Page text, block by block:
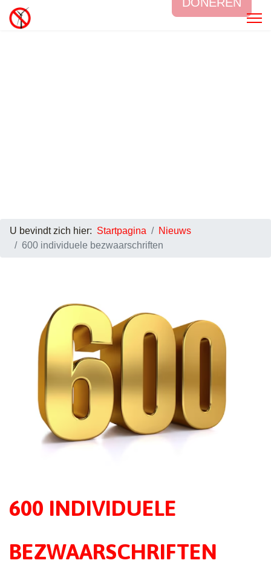
U bevindt zich hier: Startpagina
Nieuws
600 individuele bezwaarschriften
600 INDIVIDUELE
BEZWAARSCHRIFTEN